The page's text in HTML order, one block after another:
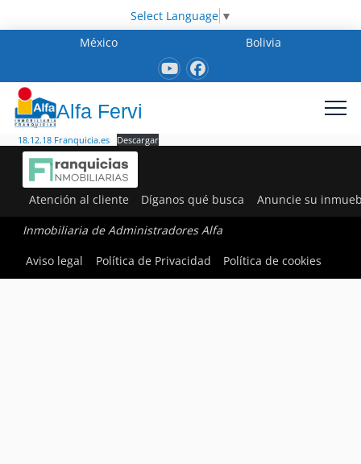
Select Language ▼
México
Bolivia
Alfa Fervi
18.12.18 Franquicia.es Descargar
Atención al cliente Díganos qué busca Anuncie su
Inmobiliaria de Administradores Alfa
Aviso legal
Política de Privacidad Política de cookies